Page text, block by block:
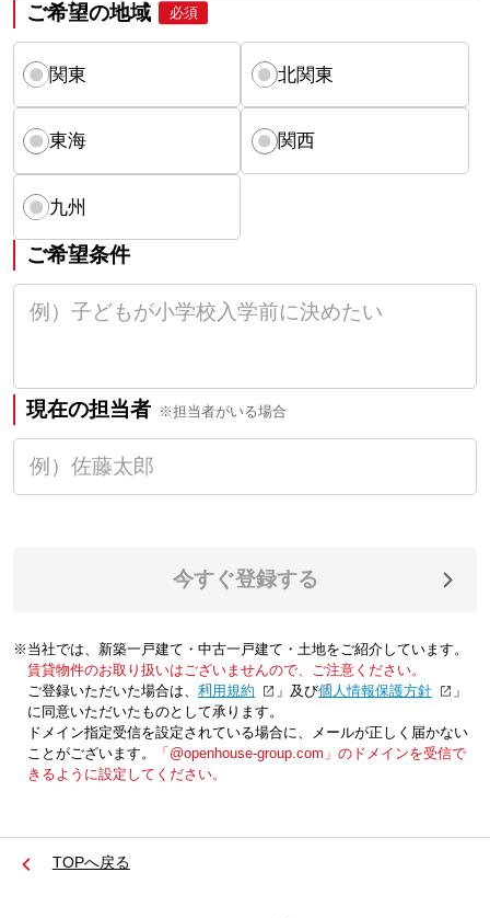
ご希望の地域 必須
関東 北関東
東海 関西
九州
ご希望条件
現在の担当者 ※担当者がいる場合
今すぐ登録する
※当社では、新築一戸建て・中古一戸建て・土地をご紹介しています。
賃貸物件のお取り扱いはございませんので、ご注意ください。
ご登録いただいた場合は、「利用規約 」及び「個人情報保護方針
」
に同意いただいたものとして承ります。
ドメイン指定受信を設定されている場合に、メールが正しく届かない
ことがございます。
「@openhouse-group.com」のドメインを受信で
きるように設定してください。
TOPへ戻る